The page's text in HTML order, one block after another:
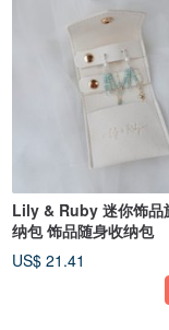
Lily & Ruby 迷你饰品
纳包 饰品随身收纳包
US$ 21.41